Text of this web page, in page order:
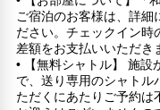
ご宿泊のお客様は、詳細
ださい。チェックイン時
差額をお支払いいただき
• 【無料シャトル】 施設
で、送り専用のシャトル
ただくにあたりご予約は